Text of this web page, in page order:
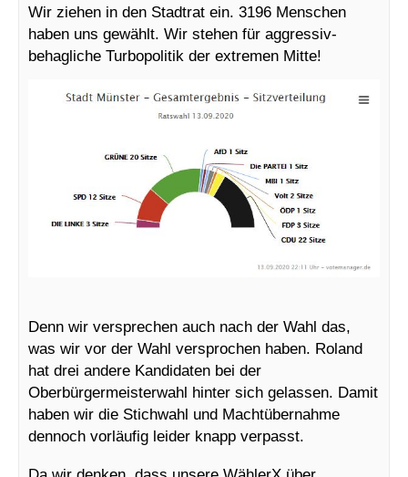
Wir ziehen in den Stadtrat ein. 3196 Menschen
haben uns gewählt. Wir stehen für aggressiv-
behagliche Turbopolitik der extremen Mitte!
Denn wir versprechen auch nach der Wahl das,
was wir vor der Wahl versprochen haben. Roland
hat drei andere Kandidaten bei der
Oberbürgermeisterwahl hinter sich gelassen. Damit
haben wir die Stichwahl und Machtübernahme
dennoch vorläufig leider knapp verpasst.